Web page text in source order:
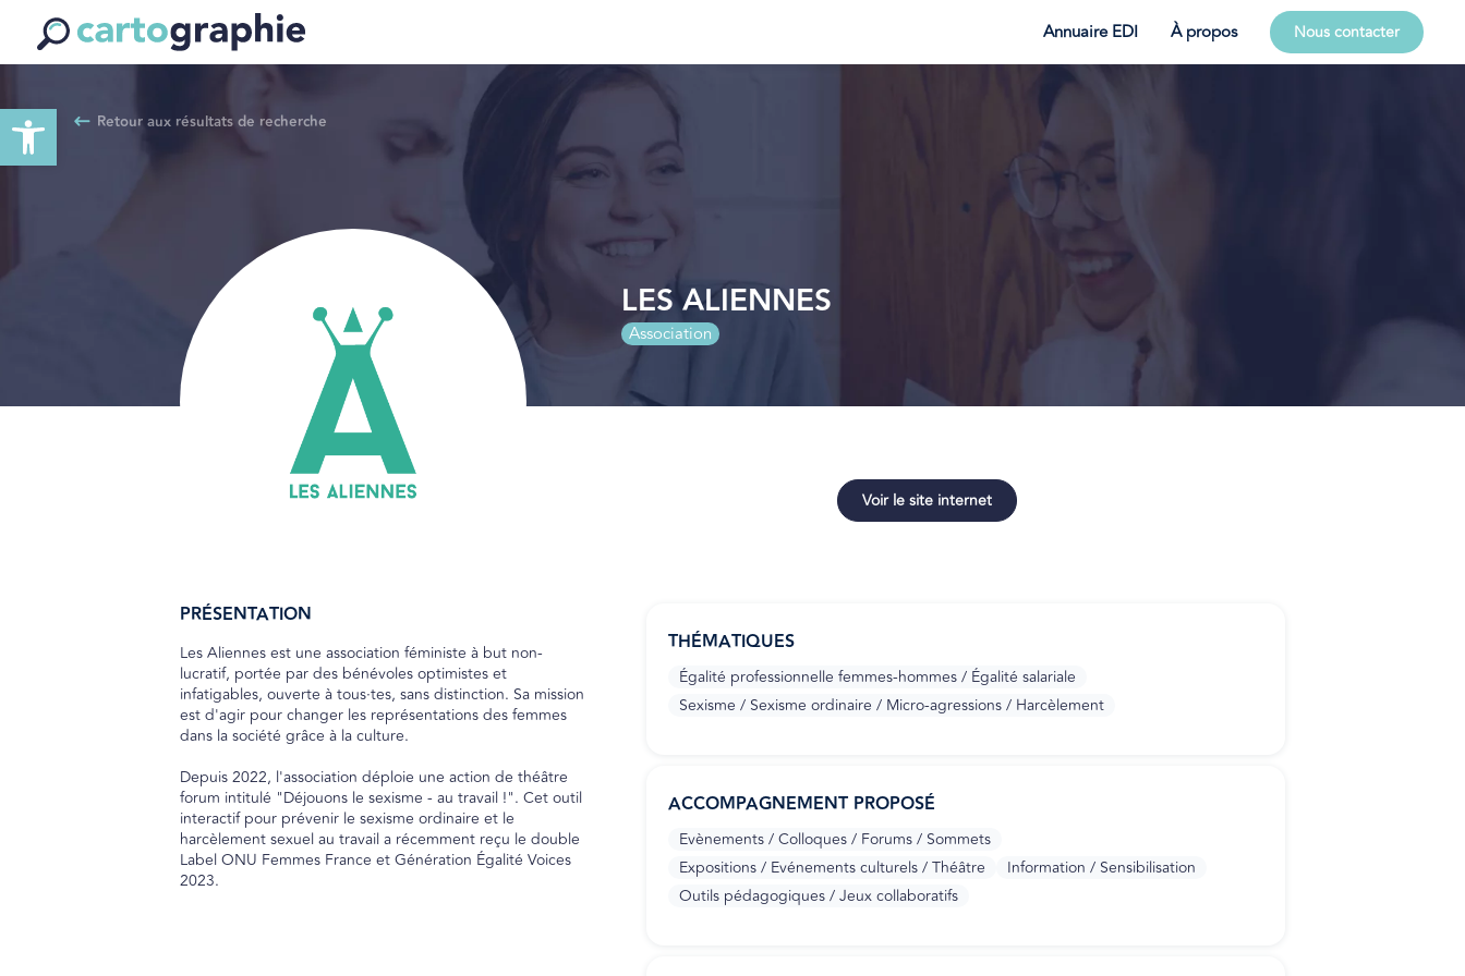
Ouvrir la barre d’outils
Annuaire EDI À propos Nous contacter
Retour aux résultats de recherche
LES ALIENNES
Association
Voir le site internet
PRÉSENTATION
Les Aliennes est une association féministe à but non-
lucratif, portée par des bénévoles optimistes et
infatigables, ouverte à tous·tes, sans distinction. Sa mission
est d'agir pour changer les représentations des femmes
dans la société grâce à la culture.
Depuis 2022, l'association déploie une action de théâtre
forum intitulé "Déjouons le sexisme - au travail !". Cet outil
interactif pour prévenir le sexisme ordinaire et le
harcèlement sexuel au travail a récemment reçu le double
Label ONU Femmes France et Génération Égalité Voices
2023.
THÉMATIQUES
Égalité professionnelle femmes-hommes / Égalité salariale
Sexisme / Sexisme ordinaire / Micro-agressions / Harcèlement
ACCOMPAGNEMENT PROPOSÉ
Evènements / Colloques / Forums / Sommets
Expositions / Evénements culturels / Théâtre
Information / Sensibilisation
Outils pédagogiques / Jeux collaboratifs